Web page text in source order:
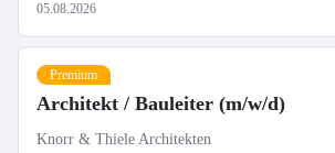
05.08.2026
Premium
Architekt / Bauleiter (m/w/d)
Knorr & Thiele Architekten